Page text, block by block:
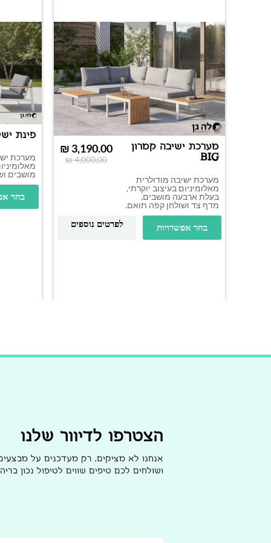
מערכת ישיבה קמרון
BIG
מערכת ישיבה מודולרית
מאלומיניום בעיצוב יוקרתי,
בעלת ארבעה מושבים,
מדף צד ושולחן קפה תואם.
₪4,000.00
₪ 3,190.00
בחר אפשרויות לפרטים נוספים
פינת
מערכת
מושבים
בחר
הצטרפו לדיוור שלנו
אנחנו לא מציקים, רק מעדכנים על
ושולחים לכם טיפים שווים לטיפול נכון